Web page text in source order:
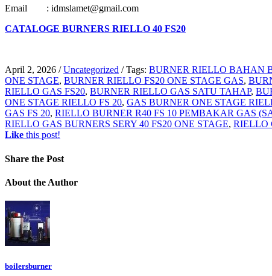
Email : idmslamet@gmail.com
CATALOGE BURNERS RIELLO 40 FS20
April 2, 2026 / Uncategorized / Tags: BURNER RIELLO BAHAN
ONE STAGE, BURNER RIELLO FS20 ONE STAGE GAS,
RIELLO GAS FS20, BURNER RIELLO GAS SATU TAHAP,
ONE STAGE RIELLO FS 20, GAS BURNER ONE STAGE
GAS FS 20, RIELLO BURNER R40 FS 10 PEMBAKAR GAS
RIELLO GAS BURNERS SERY 40 FS20 ONE STAGE, RIELLO
Like this post!
Share the Post
About the Author
boilersburner